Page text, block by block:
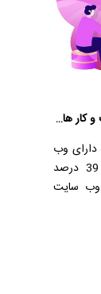
چرا سایت داشته باشم؟ درآمد عالی کسب و کار های کوچک
دارای وب
سایت باشند درآمدی به طور متوسط 39 درصد
وب سایت